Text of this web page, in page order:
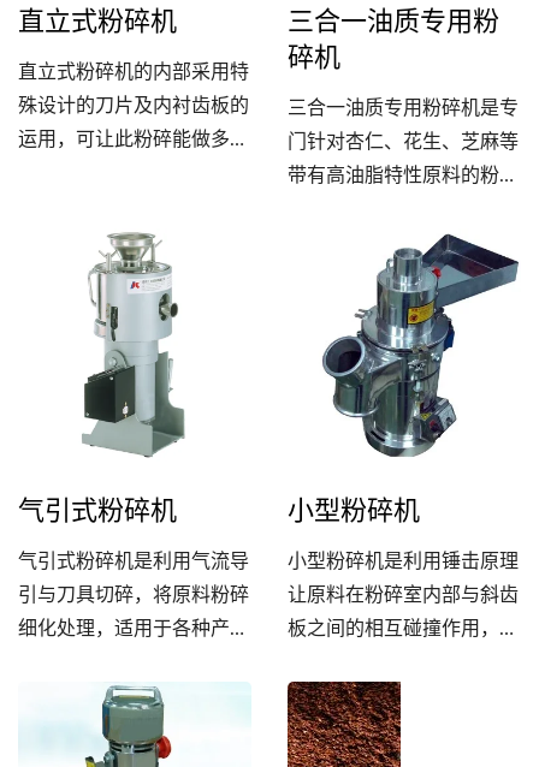
度，且可视粉碎及分级的配
直立式粉碎机
直立式粉碎机的内部采用特
殊设计的刀片及内衬齿板的
运用，可让此粉碎能做多种
三合一油质专用粉
碎机
三合一油质专用粉碎机是专
门针对杏仁、花生、芝麻等
带有高油脂特性原料的粉碎
殊刀片设计可减少原料的沾
气引式粉碎机
气引式粉碎机是利用气流导
引与刀具切碎，将原料粉碎
细化处理，适用于各种产业
小型粉碎机
小型粉碎机是利用锤击原理
让原料在粉碎室内部与斜齿
板之间的相互碰撞作用，再
改变产品物料的细度，适用
于各种原料的小量生产。